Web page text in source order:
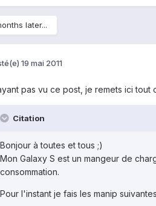
later...
19 mai 2011
pas vu ce post, je remets ici tout
Citation
Bonjour à toutes et tous ;)
Mon Galaxy S est un mangeur de
consommation.
Pour l'instant je fais les manip